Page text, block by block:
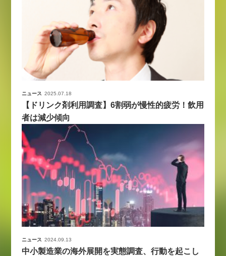
ニュース 2025.07.18
【ドリンク剤利用調査】6割弱が慢性的疲労！飲用
者は減少傾向
ニュース 2024.09.13
中小製造業の海外展開を実態調査、行動を起こし